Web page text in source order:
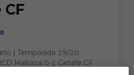
| Temporada 19/20
Mallorca 0-1 Getafe CF